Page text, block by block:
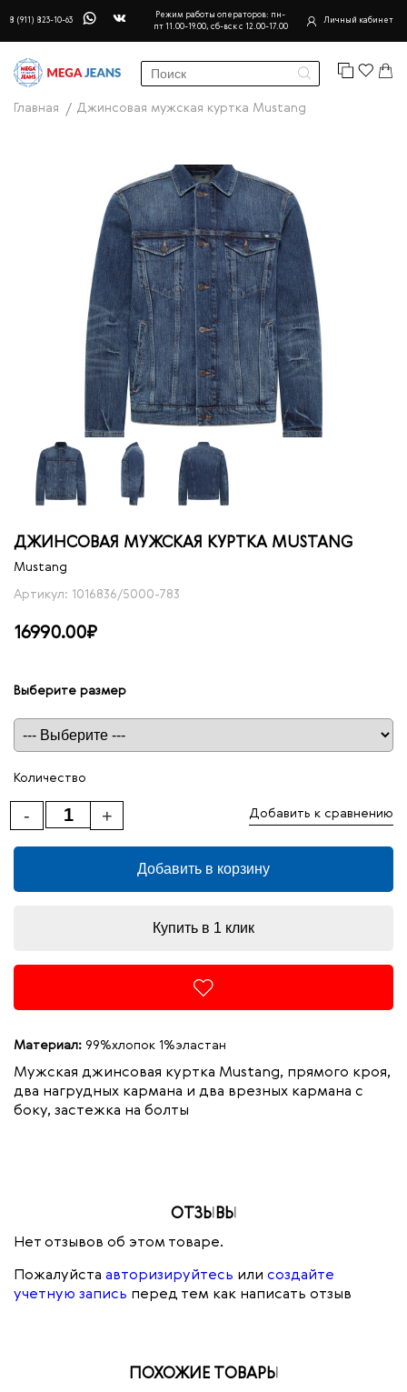
8 (911) 823-10-63
Режим работы операторов: пн-
пт 11.00-19.00, сб-вск с 12.00-17.00
Личный кабинет
Главная Джинсовая мужская куртка Mustang
ДЖИНСОВАЯ МУЖСКАЯ КУРТКА MUSTANG
Mustang
Артикул: 1016836/5000-783
16990.00₽
Выберите размер
Таблица размеров
Количество
+
- Добавить к сравнению
Добавить в корзину
Купить в 1 клик
Материал: 99%хлопок 1%эластан
Мужская джинсовая куртка Mustang, прямого кроя,
два нагрудных кармана и два врезных кармана с
боку, застежка на болты
ОТЗЫВЫ
Нет отзывов об этом товаре.
Пожалуйста авторизируйтесь или создайте
учетную запись перед тем как написать отзыв
ПОХОЖИЕ ТОВАРЫ